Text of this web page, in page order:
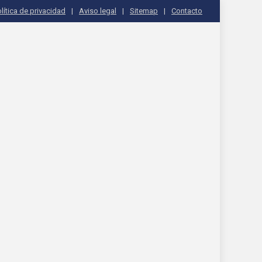
de privacidad Aviso legal Sitemap Contacto